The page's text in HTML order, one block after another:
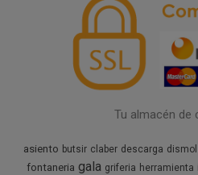
Tu almacén de
asiento butsir claber descarga dismol
fontaneria gala griferia herramienta